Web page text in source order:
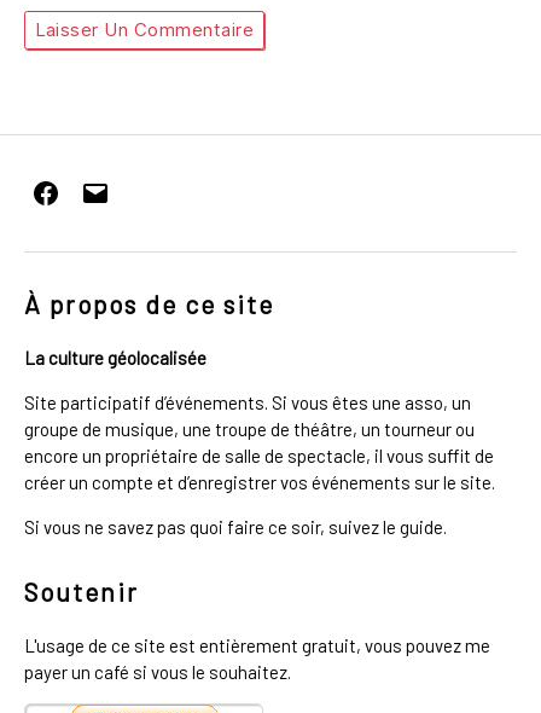
Facebook
E-
mail
À propos de ce site
La culture géolocalisée
Site participatif d’événements. Si vous êtes une asso, un
groupe de musique, une troupe de théâtre, un tourneur ou
encore un propriétaire de salle de spectacle, il vous suffit de
créer un compte et d’enregistrer vos événements sur le site.
Si vous ne savez pas quoi faire ce soir, suivez le guide.
Soutenir
L'usage de ce site est entièrement gratuit, vous pouvez me
payer un café si vous le souhaitez.